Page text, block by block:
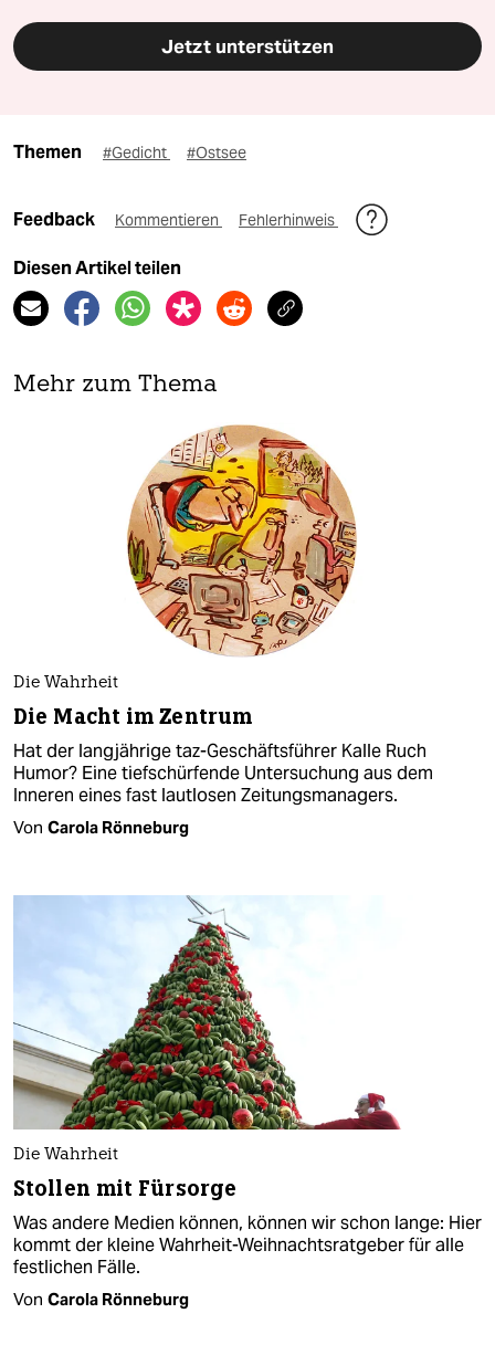
Jetzt unterstützen
Themen #Gedicht #Ostsee
Feedback Kommentieren Fehlerhinweis
Diesen Artikel teilen
Mehr zum Thema
Die Wahrheit
Die Macht im Zentrum
Hat der langjährige taz-Geschäftsführer Kalle Ruch
Humor? Eine tiefschürfende Untersuchung aus dem
Inneren eines fast lautlosen Zeitungsmanagers.
Von Carola Rönneburg
Die Wahrheit
Stollen mit Fürsorge
Was andere Medien können, können wir schon lange: Hier
kommt der kleine Wahrheit-Weihnachtsratgeber für alle
festlichen Fälle.
Von Carola Rönneburg